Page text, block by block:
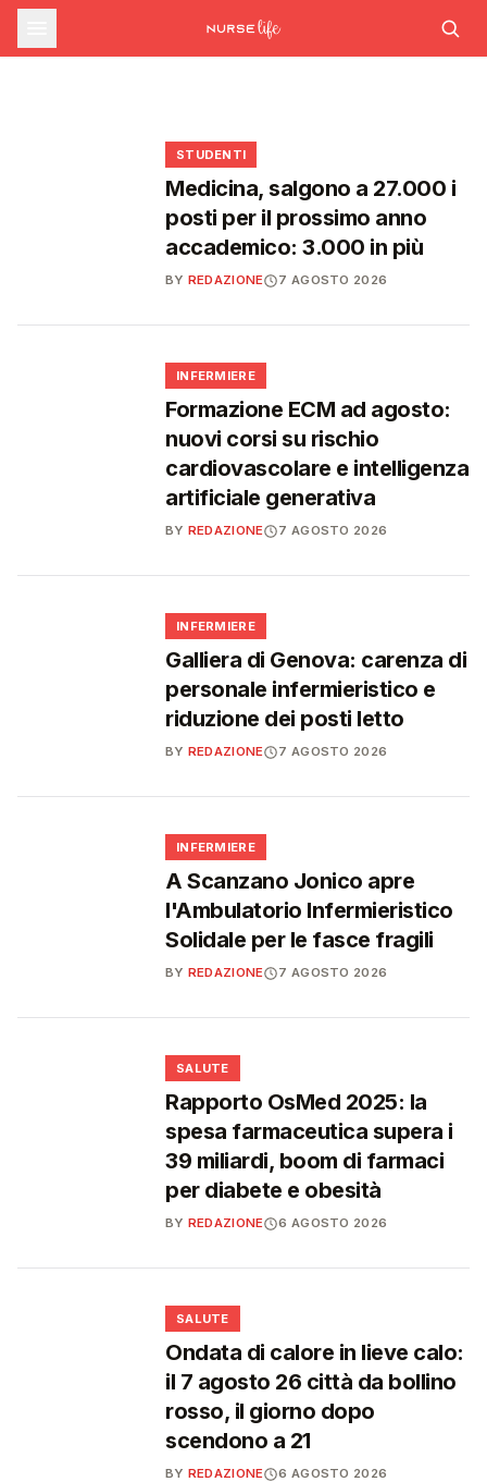
sfide che decideranno il futuro del
Ssn
Decreto PA e sanità: nuovo commissario per
le scorte Covid, liste d'attesa al Siveas e
INFERMIERE
Decreto PA: nuove regole per scorte Covid,
STUDENTI
Medicina, salgono a 27.000 i
posti per il prossimo anno
accademico: 3.000 in più
BY REDAZIONE 7 AGOSTO 2026
INFERMIERE
Formazione ECM ad agosto:
nuovi corsi su rischio
cardiovascolare e intelligenza
artificiale generativa
BY REDAZIONE 7 AGOSTO 2026
INFERMIERE
Galliera di Genova: carenza di
personale infermieristico e
riduzione dei posti letto
BY REDAZIONE 7 AGOSTO 2026
INFERMIERE
A Scanzano Jonico apre
l'Ambulatorio Infermieristico
Solidale per le fasce fragili
BY REDAZIONE 7 AGOSTO 2026
SALUTE
Rapporto OsMed 2025: la
spesa farmaceutica supera i
39 miliardi, boom di farmaci
per diabete e obesità
BY REDAZIONE 6 AGOSTO 2026
SALUTE
Ondata di calore in lieve calo:
il 7 agosto 26 città da bollino
rosso, il giorno dopo
scendono a 21
BY REDAZIONE 6 AGOSTO 2026